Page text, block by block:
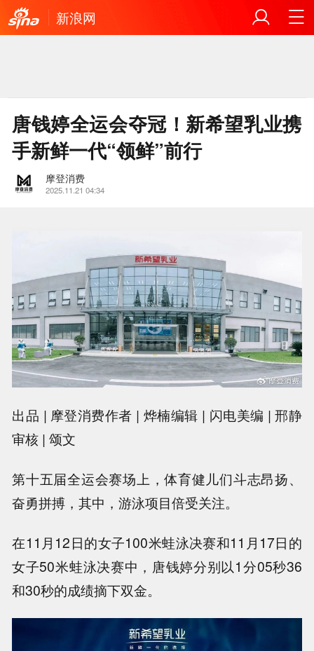
新浪网
唐钱婷全运会夺冠！新希望乳业携
手新鲜一代“领鲜”前行
摩登消费
2025.11.21 04:34
出品 | 摩登消费作者 | 烨楠编辑 | 闪电美编 | 邢静
审核 | 颂文
第十五届全运会赛场上，体育健儿们斗志昂扬、
奋勇拼搏，其中，游泳项目倍受关注。
在11月12日的女子100米蛙泳决赛和11月17日的
女子50米蛙泳决赛中，唐钱婷分别以1分05秒36
和30秒的成绩摘下双金。